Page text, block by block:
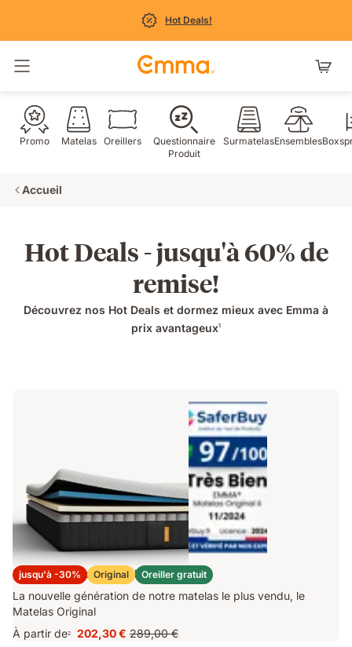
Hot Deals!
Basculer la navigation
Promo Matelas Oreillers
Questionnaire
Produit
SurmatelasEnsembles
Accueil
Hot Deals - jusqu'à 60% de
remise!
Découvrez nos Hot Deals et dormez mieux avec Emma à
prix avantageux1
jusqu'à -30% Original Oreiller gratuit
Matelas Emma Original Lite+ 2025
La nouvelle génération de notre matelas le plus vendu, le
Matelas Original
À partir de2
Prix
202,30 € Prix
289,00 €